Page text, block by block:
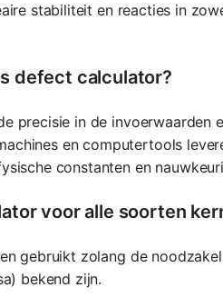
stabiliteit en reacties in
defect calculator?
precisie in de invoerwaarden
en computertools
constanten en
voor alle soorten
gebruikt zolang de
bekend zijn.